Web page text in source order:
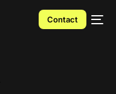
Contact